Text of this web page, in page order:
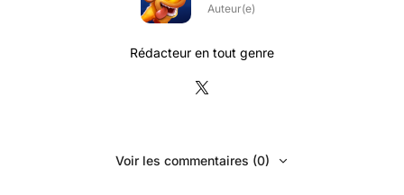
Auteur(e)
Rédacteur en tout genre
Voir les commentaires (0)